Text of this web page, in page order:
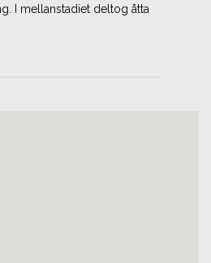
I mellanstadiet deltog åtta